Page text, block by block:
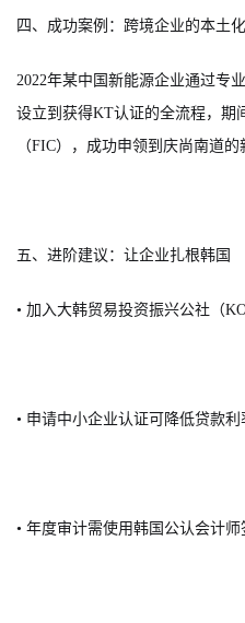
四、成功案例：跨境企业的本土
2022年某中国新能源企业通过专
设立到获得KT认证的全流程，期
（FIC），成功申领到庆尚南道的
五、进阶建议：让企业扎根韩国
• 加入大韩贸易投资振兴公社（
• 申请中小企业认证可降低贷款利
• 年度审计需使用韩国公认会计师